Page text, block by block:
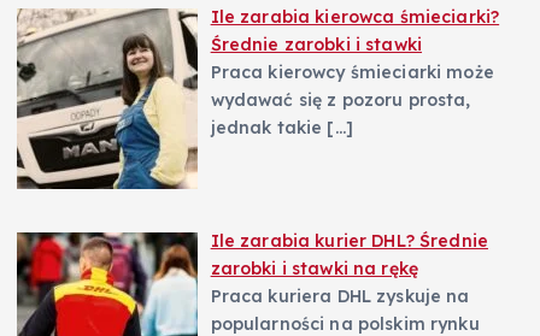
Ile zarabia kierowca śmieciarki?
Średnie zarobki i stawki
Praca kierowcy śmieciarki może
wydawać się z pozoru prosta,
jednak takie […]
Ile zarabia kurier DHL? Średnie
zarobki i stawki na rękę
Praca kuriera DHL zyskuje na
popularności na polskim rynku